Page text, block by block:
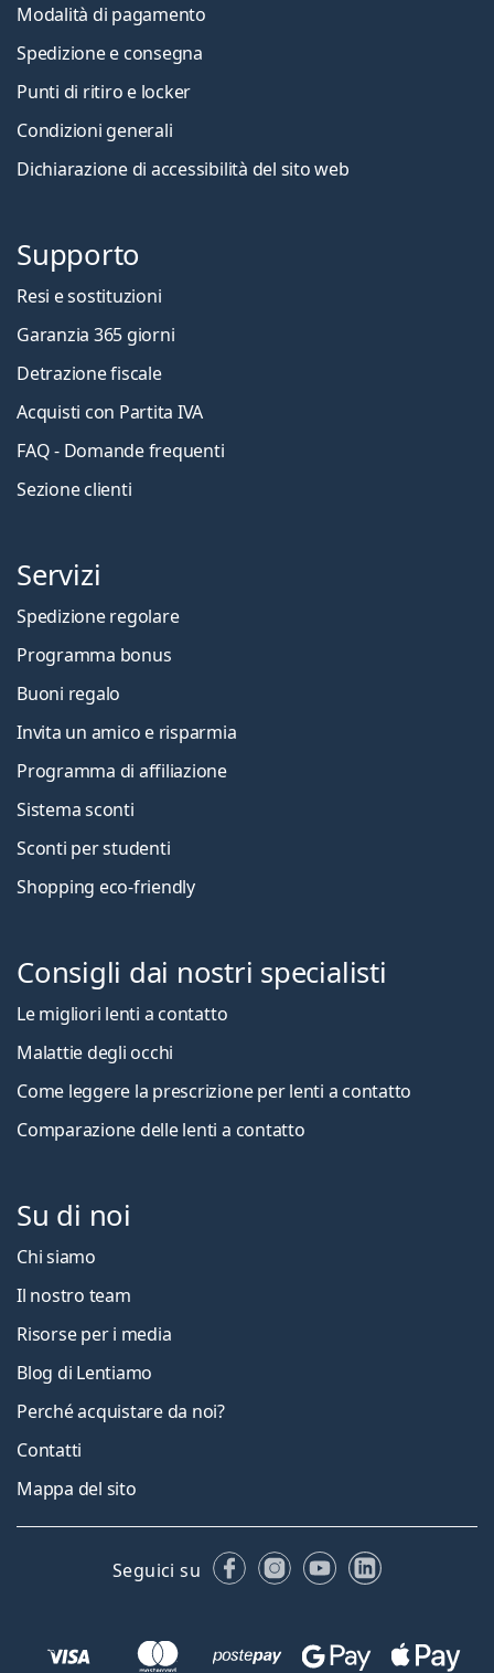
Modalità di pagamento
Spedizione e consegna
Punti di ritiro e locker
Condizioni generali
Dichiarazione di accessibilità del sito web
Supporto
Resi e sostituzioni
Garanzia 365 giorni
Detrazione fiscale
Acquisti con Partita IVA
FAQ - Domande frequenti
Sezione clienti
Servizi
Spedizione regolare
Programma bonus
Buoni regalo
Invita un amico e risparmia
Programma di affiliazione
Sistema sconti
Sconti per studenti
Shopping eco-friendly
Consigli dai nostri specialisti
Le migliori lenti a contatto
Malattie degli occhi
Come leggere la prescrizione per lenti a contatto
Comparazione delle lenti a contatto
Su di noi
Chi siamo
Il nostro team
Risorse per i media
Blog di Lentiamo
Perché acquistare da noi?
Contatti
Mappa del sito
Seguici su FacebookInstagram
YouTubeLinkedIn